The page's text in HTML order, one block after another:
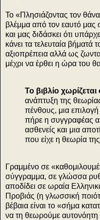
To «Πλησιάζοντας τον
βλέμμα από τον εαυτό μας
και μας διδάσκει ότι
κάνει τα τελευταία βήματά
αξιοπρέπεια αλλά ως
μέχρι να έρθει η ώρα του
Το βιβλίο
ανάπτυξη της
πένθους, μια
πήρε η συγγραφέας
ασθενείς και μια
που είχε η θεωρία
Γραμμένο σε
σύγγραμμα, σε γλώσσα
αποδίδει σε ωραία
Προβιάς (η γλωσσική
βέβαια είναι το «σήμα
να τη θεωρούμε αυτονόητη